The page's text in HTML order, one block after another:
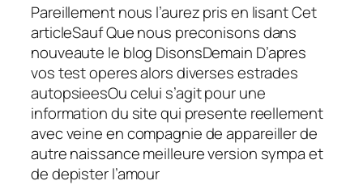
Pareillement nous l’aurez pris en lisant Cet
articleSauf Que nous preconisons dans
nouveaute le blog DisonsDemain D’apres
vos test operes alors diverses estrades
autopsieesOu celui s’agit pour une
information du site qui presente reellement
avec veine en compagnie de appareiller de
autre naissance meilleure version sympa et
de depister l’amour